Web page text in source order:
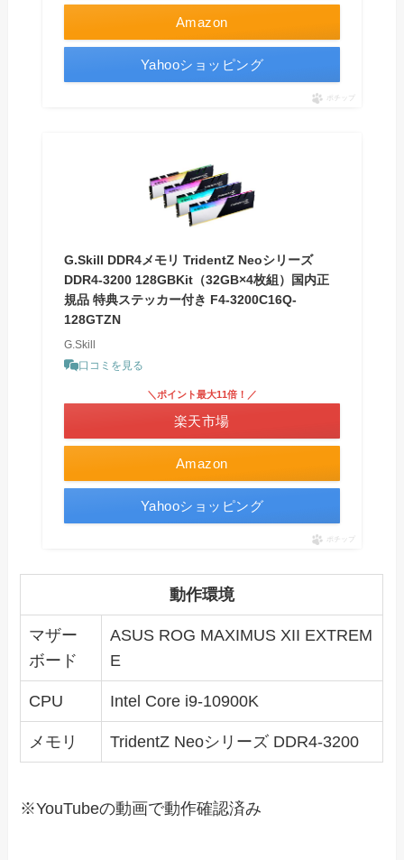
Amazon
Yahooショッピング
ポチップ
G.Skill DDR4メモリ TridentZ Neoシリーズ
DDR4-3200 128GBKit（32GB×4枚組）国内正
規品 特典ステッカー付き F4-3200C16Q-
128GTZN
G.Skill
口コミを見る
Amazon
＼ポイント最大11倍！／
楽天市場
Yahooショッピング
ポチップ
動作環境
マザー
ボード
ASUS ROG MAXIMUS XII EXTREM
E
CPU Intel Core i9-10900K
メモリ TridentZ Neoシリーズ DDR4-3200
※YouTubeの動画で動作確認済み